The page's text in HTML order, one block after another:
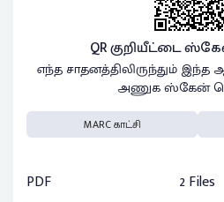
QR குறியீட்டை
எந்த சாதனத்திலிருந்தும்
அணுக ஸ்கேன்
MARC காட்சி
PDF
2 Files